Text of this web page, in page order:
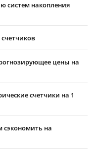
систем накопления
цены на
счетчики на 1
сэкономить на